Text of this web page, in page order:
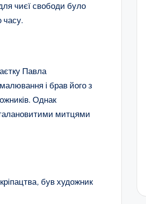
чиєї свободи було
часу.
Павла
і брав його з
Однак
митцями
був художник